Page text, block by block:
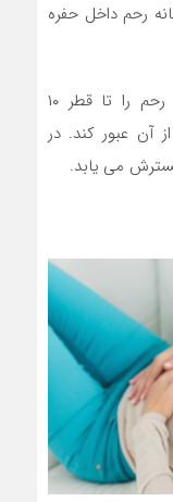
رحم داخل حفره
– در طول زایمان، انقباض رحم، دهانه رحم را تا قطر ۱۰
آن عبور کند. در
می یابد.